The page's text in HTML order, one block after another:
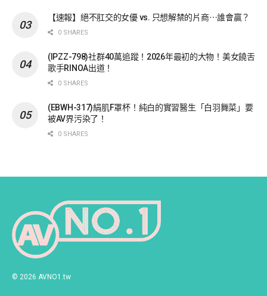
【速報】絕不肛交的女優 vs. 只想解禁的片商⋯誰會贏？
0 SHARES
(IPZZ-798)社群40萬追蹤！2026年最初的大物！美女饒舌
歌手RINOA出道！
0 SHARES
(EBWH-317)絹肌F罩杯！純白的實習醫生「白羽舞菜」要
被AV界污染了！
0 SHARES
© 2026 AVNO1.tw